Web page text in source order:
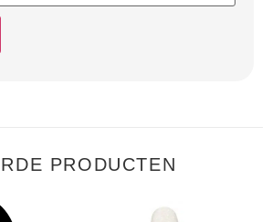
PRODUCTEN